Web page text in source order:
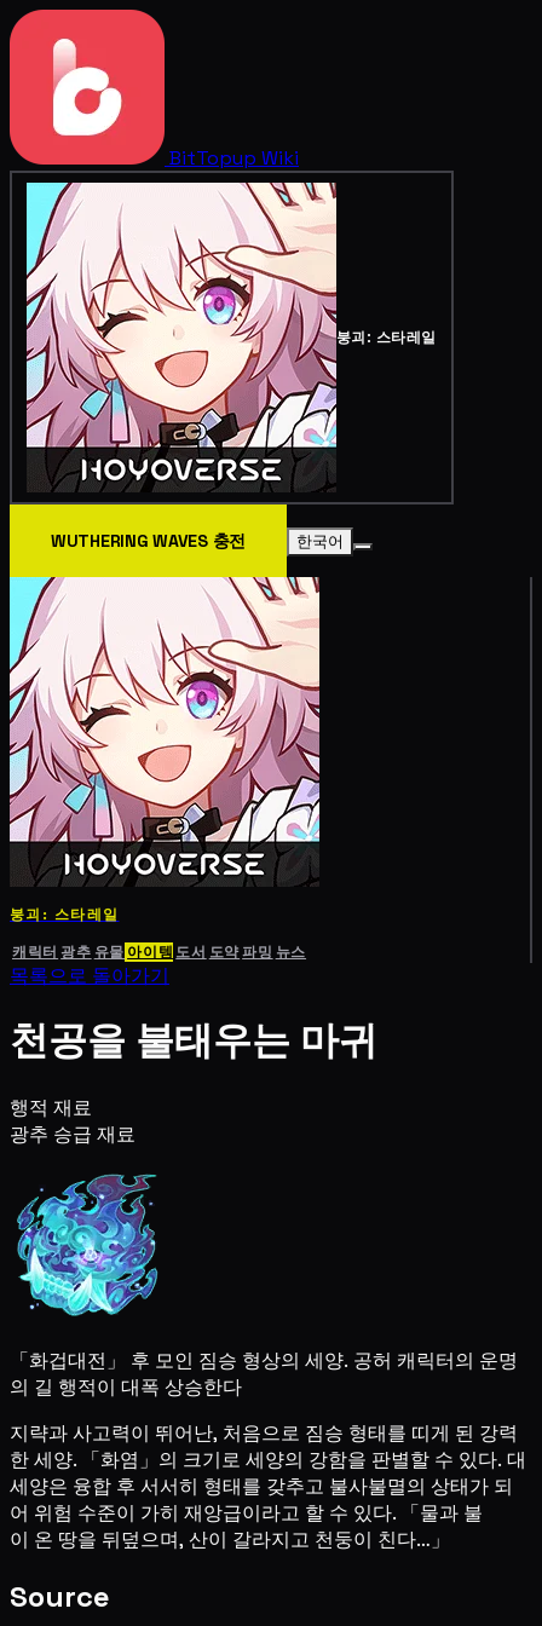
BitTopup Wiki
붕괴: 스타레일
WUTHERING WAVES 충전 한국어
붕괴: 스타레일
캐릭터 광추 유물 아이템 도서 도약파밍 뉴스
목록으로 돌아가기
천공을 불태우는 마귀
행적 재료
광추 승급 재료
「화겁대전」 후 모인 짐승 형상의 세양. 공허 캐릭터의 운명
의 길 행적이 대폭 상승한다
지략과 사고력이 뛰어난, 처음으로 짐승 형태를 띠게 된 강력
한 세양. 「화염」의 크기로 세양의 강함을 판별할 수 있다. 대
세양은 융합 후 서서히 형태를 갖추고 불사불멸의 상태가 되
어 위험 수준이 가히 재앙급이라고 할 수 있다. 「물과 불
이 온 땅을 뒤덮으며, 산이 갈라지고 천둥이 친다…」
Source